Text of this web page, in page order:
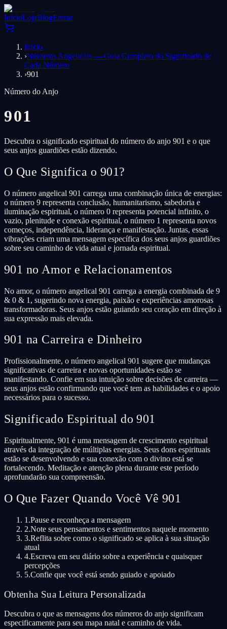
InícioLojaBlogEntrar
Início
›Números Angelicais — Guia Completo do Significado de
Cada Número
›901
Número do Anjo
901
Descubra o significado espiritual do número do anjo 901 e o que
seus anjos guardiões estão dizendo.
O Que Significa o 901?
O número angelical 901 carrega uma combinação única de energias:
o número 9 representa conclusão, humanitarismo, sabedoria e
iluminação espiritual, o número 0 representa potencial infinito, o
vazio, plenitude e conexão espiritual, o número 1 representa novos
começos, independência, liderança e manifestação. Juntas, essas
vibrações criam uma mensagem específica dos seus anjos guardiões
sobre seu caminho de vida atual e jornada espiritual.
901 no Amor e Relacionamentos
No amor, o número angelical 901 carrega a energia combinada de 9
& 0 & 1, sugerindo nova energia, paixão e experiências amorosas
transformadoras. Seus anjos estão guiando seu coração em direção à
sua expressão mais elevada.
901 na Carreira e Dinheiro
Profissionalmente, o número angelical 901 sugere que mudanças
significativas de carreira e novas oportunidades estão se
manifestando. Confie em sua intuição sobre decisões de carreira —
seus anjos estão confirmando que você tem as habilidades e o apoio
necessários para o sucesso.
Significado Espiritual do 901
Espiritualmente, 901 é uma mensagem de crescimento espiritual
através da integração de múltiplas energias. Seus dons espirituais
estão se desenvolvendo e sua conexão com o divino está se
fortalecendo. Meditação e atenção plena durante este período
aprofundarão sua compreensão.
O Que Fazer Quando Você Vê 901
1.Pause e reconheça a mensagem
2.Note seus pensamentos e sentimentos naquele momento
3.Reflita sobre como o significado se aplica à sua situação
atual
4.Escreva em seu diário sobre a experiência e quaisquer
percepções
5.Confie que você está sendo guiado e apoiado
Obtenha Sua Leitura Personalizada
Descubra o que as mensagens dos números do anjo significam
especificamente para seu mapa natal e caminho de vida.